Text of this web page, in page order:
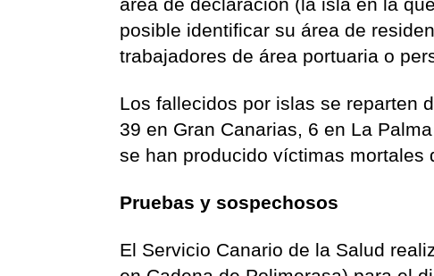
área de declaración (la isla en la
posible identificar su área de
trabajadores de área portuaria o
Los fallecidos por islas se reparten
39 en Gran Canarias, 6 en La
se han producido víctimas mortales
Pruebas y sospechosos
El Servicio Canario de la Salud